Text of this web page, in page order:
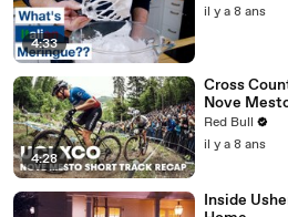
4:33
il y a 8 ans
4:28
Cross
Nove
MTB 2018
Red Bull
il y a 8 ans
Inside